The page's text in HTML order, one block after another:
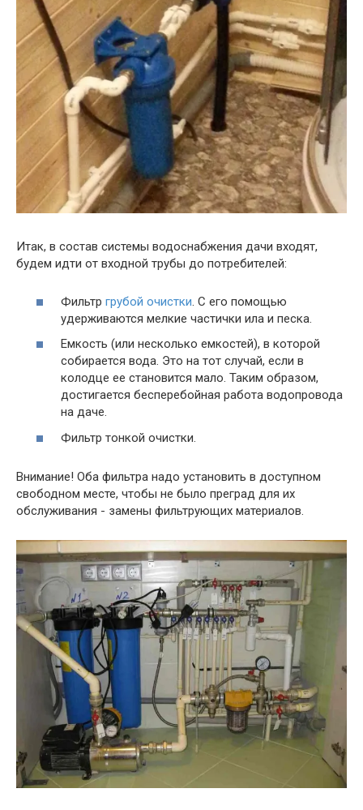
Итак, в состав системы водоснабжения дачи входят,
будем идти от входной трубы до потребителей:
Фильтр грубой очистки. С его помощью
удерживаются мелкие частички ила и песка.
Емкость (или несколько емкостей), в которой
собирается вода. Это на тот случай, если в
колодце ее становится мало. Таким образом,
достигается бесперебойная работа водопровода
на даче.
Фильтр тонкой очистки.
Внимание! Оба фильтра надо установить в доступном
свободном месте, чтобы не было преград для их
обслуживания - замены фильтрующих материалов.